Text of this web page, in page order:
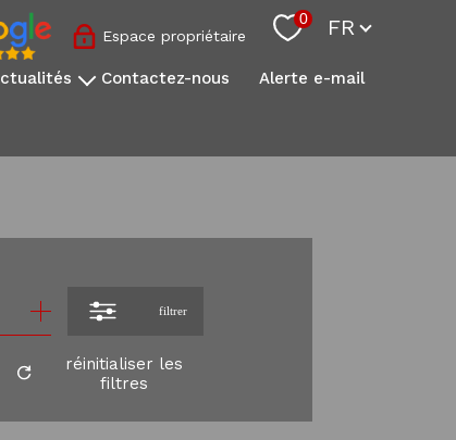
Espace propriétaire
0 FR
actualités contactez-nous alerte e-mail
filtrer
réinitialiser les
filtres